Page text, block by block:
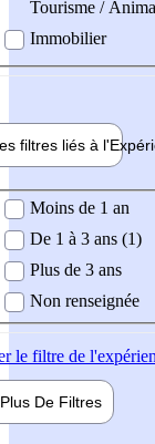
Tourisme /
Immobilier
filtres liés à l'
demandée
Moins de 1 an
De 1 à 3 ans (1)
Plus de 3 ans
Non renseignée
le filtre de
Plus De Filtres